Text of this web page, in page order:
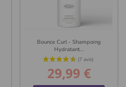
Bounce Curl - Shampoing
Hydratant...
Prix
29,99 €